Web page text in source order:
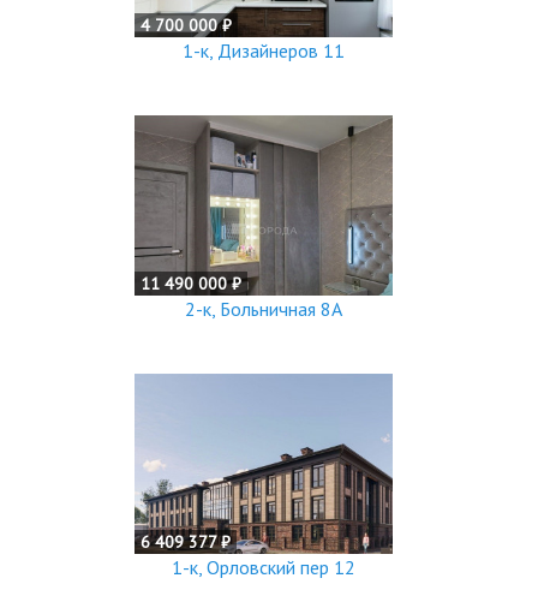
4 700 000 ₽
1-к, Дизайнеров 11
11 490 000 ₽
2-к, Больничная 8А
6 409 377 ₽
1-к, Орловский пер 12